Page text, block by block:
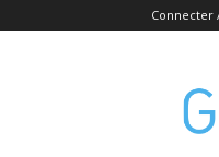
Connecter